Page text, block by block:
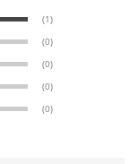
(1)
(0)
(0)
(0)
(0)